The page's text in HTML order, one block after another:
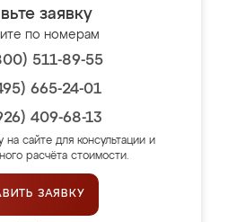
заявку
по номерам
511-89-55
665-24-01
409-68-13
на сайте для консультации и
расчёта стоимости.
ЗАЯВКУ